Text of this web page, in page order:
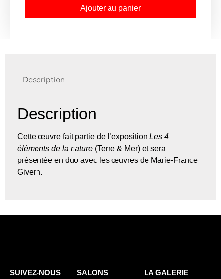
Ajouter au panier
Description
Description
Cette œuvre fait partie de l’exposition Les 4
éléments de la nature (Terre & Mer) et sera
présentée en duo avec les œuvres de Marie-France
Givern.
SUIVEZ-NOUS SALONS LA GALERIE